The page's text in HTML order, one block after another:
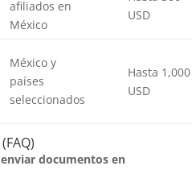
afiliados en
México
USD
México y
países
seleccionados
Hasta 1,000
USD
documentos en